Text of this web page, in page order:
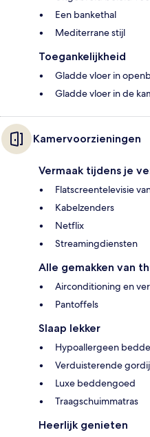
Een bankethal
Mediterrane stijl
Toegankelijkheid
Gladde vloer in
Gladde vloer in de
Kamervoorzieningen
Vermaak tijdens je
Flatscreentelevisie
Kabelzenders
Netflix
Streamingdiensten
Alle gemakken van
Airconditioning en
Pantoffels
Slaap lekker
Hypoallergeen
Verduisterende
Luxe beddengoed
Traagschuimmatras
Heerlijk genieten